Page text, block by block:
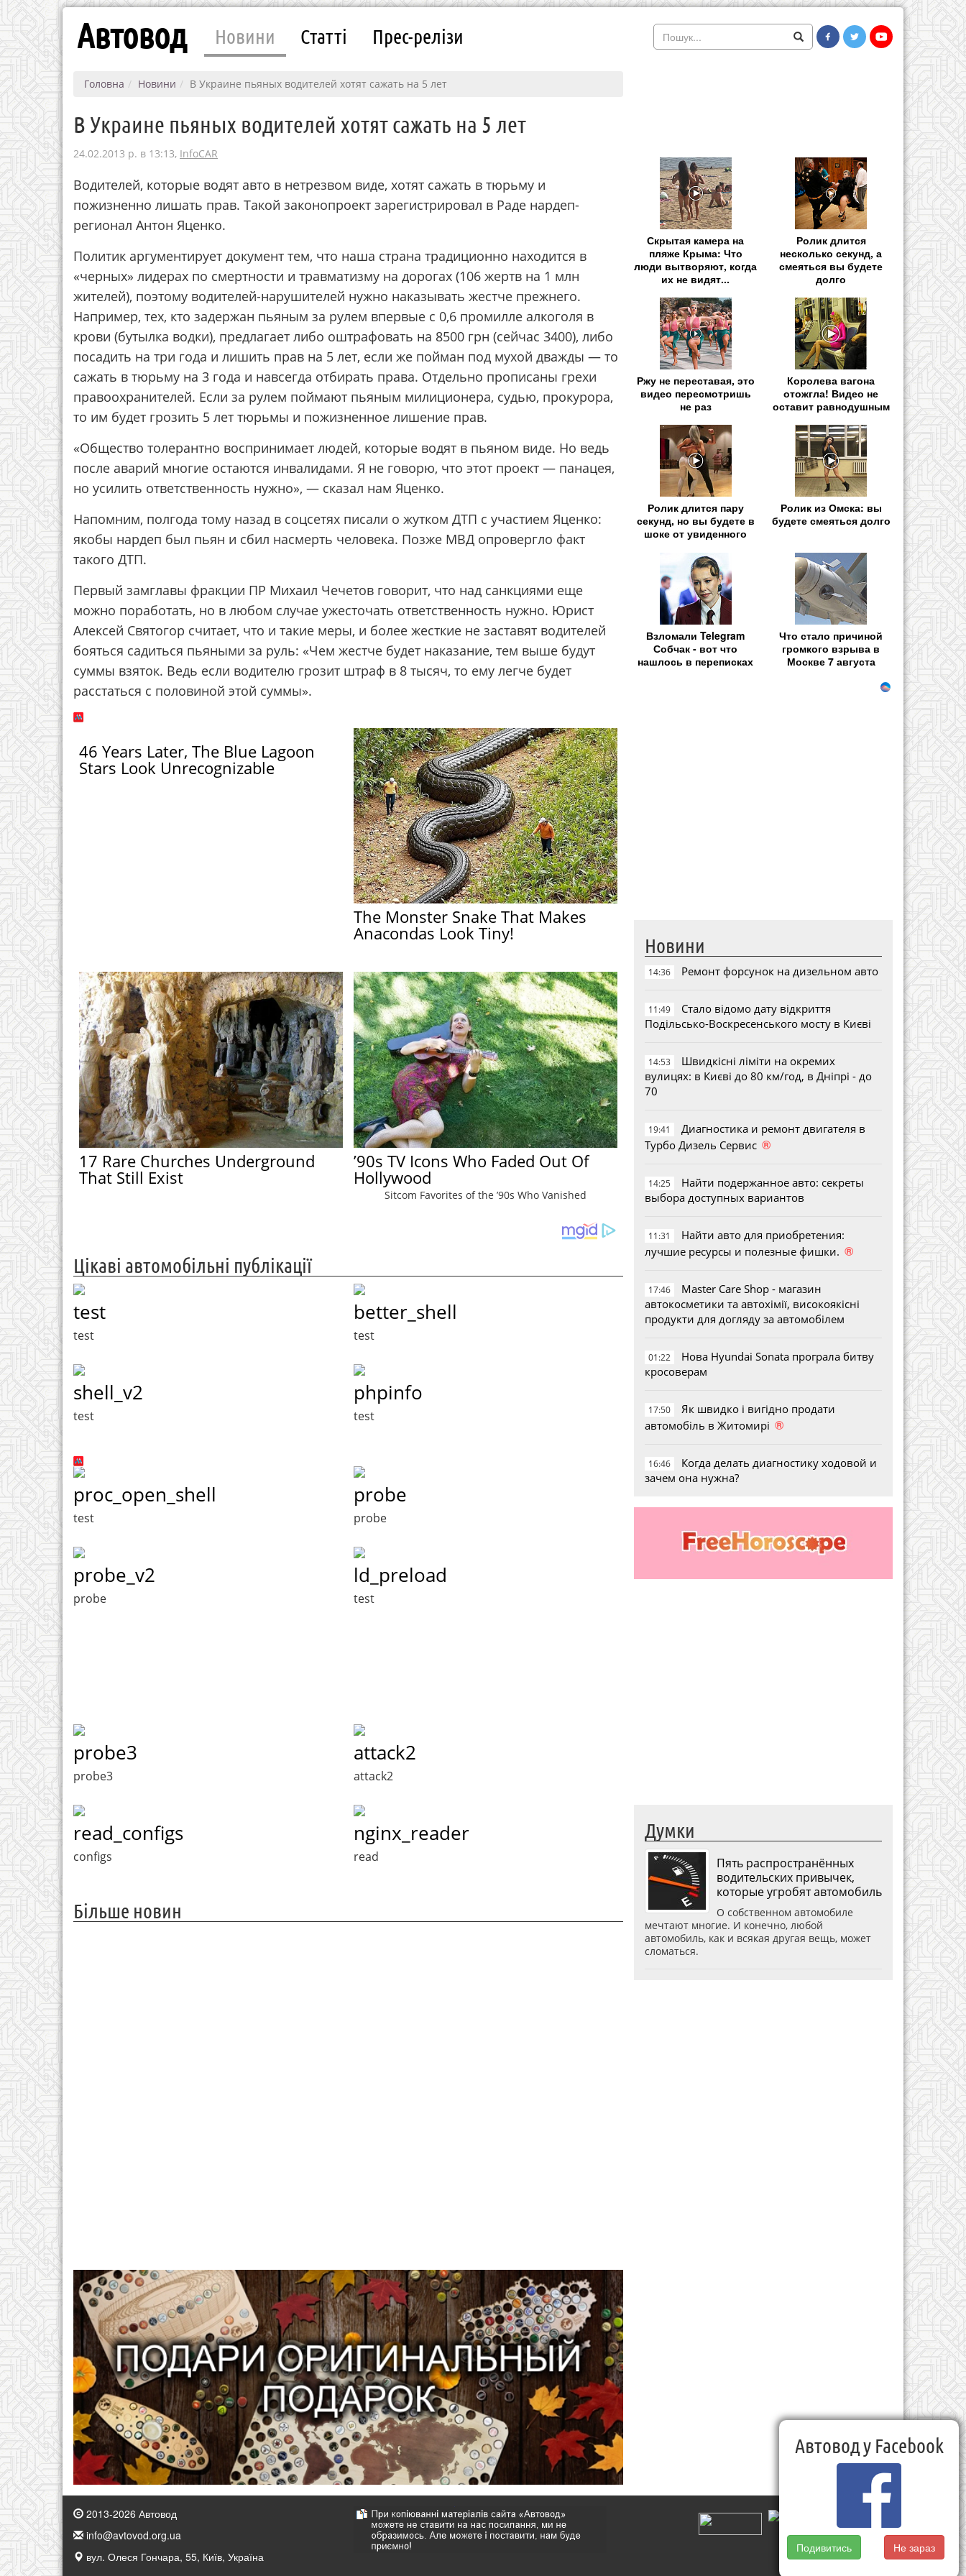
Автовод Новини Статті Прес-релізи
Головна Новини В Украине пьяных водителей хотят сажать на 5 лет
В Украине пьяных водителей хотят сажать на 5 лет
24.02.2013 р. в 13:13, InfoCAR
Водителей, которые водят авто в нетрезвом виде, хотят сажать в тюрьму и
пожизненно лишать прав. Такой законопроект зарегистрировал в Раде нардеп-
регионал Антон Яценко.
Политик аргументирует документ тем, что наша страна традиционно находится в
«черных» лидерах по смертности и травматизму на дорогах (106 жертв на 1 млн
жителей), поэтому водителей-нарушителей нужно наказывать жестче прежнего.
Например, тех, кто задержан пьяным за рулем впервые с 0,6 промилле алкоголя в
крови (бутылка водки), предлагает либо оштрафовать на 8500 грн (сейчас 3400), либо
посадить на три года и лишить прав на 5 лет, если же пойман под мухой дважды — то
сажать в тюрьму на 3 года и навсегда отбирать права. Отдельно прописаны грехи
правоохранителей. Если за рулем поймают пьяным милиционера, судью, прокурора,
то им будет грозить 5 лет тюрьмы и пожизненное лишение прав.
«Общество толерантно воспринимает людей, которые водят в пьяном виде. Но ведь
после аварий многие остаются инвалидами. Я не говорю, что этот проект — панацея,
но усилить ответственность нужно», — сказал нам Яценко.
Напомним, полгода тому назад в соцсетях писали о жутком ДТП с участием Яценко:
якобы нардеп был пьян и сбил насмерть человека. Позже МВД опровергло факт
такого ДТП.
Первый замглавы фракции ПР Михаил Чечетов говорит, что над санкциями еще
можно поработать, но в любом случае ужесточать ответственность нужно. Юрист
Алексей Святогор считает, что и такие меры, и более жесткие не заставят водителей
бояться садиться пьяными за руль: «Чем жестче будет наказание, тем выше будут
суммы взяток. Ведь если водителю грозит штраф в 8 тысяч, то ему легче будет
расстаться с половиной этой суммы».
46 Years Later, The Blue Lagoon
Stars Look Unrecognizable
The Monster Snake That Makes
Anacondas Look Tiny!
17 Rare Churches Underground
That Still Exist
’90s TV Icons Who Faded Out Of
Hollywood
Sitcom Favorites of the ’90s Who Vanished
Цікаві автомобільні публікації
test
test
better_shell
test
shell_v2
test
phpinfo
test
proc_open_shell
test
probe
probe
probe_v2
probe
ld_preload
test
probe3
probe3
attack2
attack2
read_configs
configs
nginx_reader
read
Більше новин
Скрытая камера на
пляже Крыма: Что
люди вытворяют, когда
их не видят...
Ролик длится
несколько секунд, а
смеяться вы будете
долго
Ржу не переставая, это
видео пересмотришь
не раз
Королева вагона
отожгла! Видео не
оставит равнодушным
Ролик длится пару
секунд, но вы будете в
шоке от увиденного
Ролик из Омска: вы
будете смеяться долго
Взломали Telegram
Собчак - вот что
нашлось в переписках
Что стало причиной
громкого взрыва в
Москве 7 августа
Новини
14:36 Ремонт форсунок на дизельном авто
11:49
Стало відомо дату відкриття
Подільсько-Воскресенського мосту в Києві
14:53
Швидкісні ліміти на окремих
вулицях: в Києві до 80 км/год, в Дніпрі - до
70
19:41
Диагностика и ремонт двигателя в
Турбо Дизель Сервис ®
14:25
Найти подержанное авто: секреты
выбора доступных вариантов
11:31
Найти авто для приобретения:
лучшие ресурсы и полезные фишки. ®
17:46
Master Care Shop - магазин
автокосметики та автохімії, високоякісні
продукти для догляду за автомобілем
01:22
Нова Hyundai Sonata програла битву
кросоверам
17:50
Як швидко і вигідно продати
автомобіль в Житомирі ®
16:46
Когда делать диагностику ходовой и
зачем она нужна?
Думки
Пять распространённых
водительских привычек,
которые угробят автомобиль
О собственном автомобиле
мечтают многие. И конечно, любой
автомобиль, как и всякая другая вещь, может
сломаться.
2013-2026 Автовод
info@avtovod.org.ua
вул. Олеся Гончара, 55, Київ, Україна
Автовод у Facebook
Подивитись Не зараз